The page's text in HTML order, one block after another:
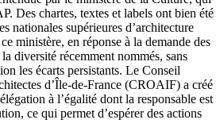
Des chartes, textes et labels ont bien été
nationales supérieures d’architecture
ministère, en réponse à la demande des
la diversité récemment nommés, sans
les écarts persistants. Le Conseil
d’Île-de-France (CROAIF) a créé
à l’égalité dont la responsable est
ce qui permet d’espérer des actions